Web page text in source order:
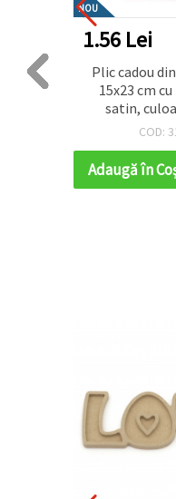
cm
NOU
1.56 Lei
Plic cadou
15x23 cm
satin,
COD:
Adaugă în